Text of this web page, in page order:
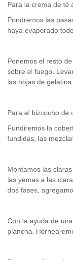
Para la crema de té
Pondremos las
haya evaporado
Ponemos el resto
sobre el fuego.
las hojas de
Para el bizcocho de
Fundiremos la
fundidas, las
Montamos las
las yemas a las
dos fases,
Con la ayuda de
plancha.